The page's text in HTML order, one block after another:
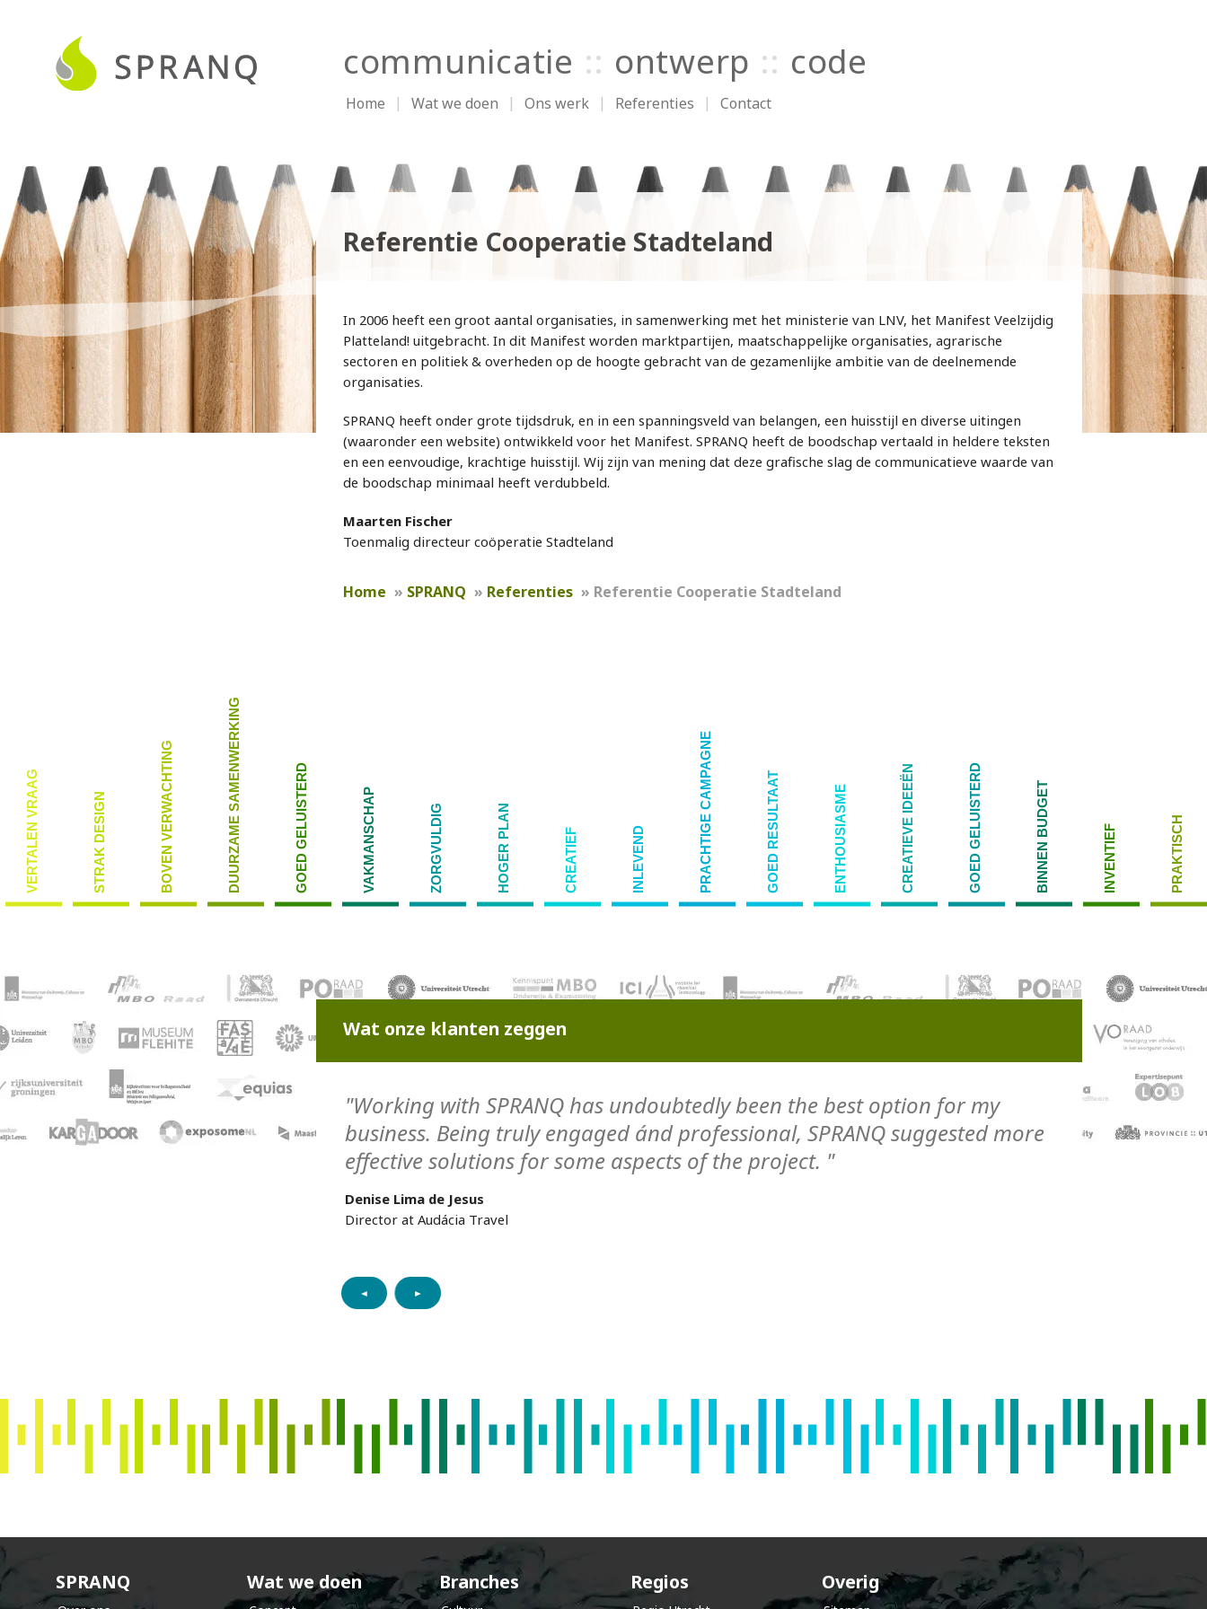
communicatie :: ontwerp :: code
Home Wat we doen Ons werk Referenties Contact
Referentie Cooperatie Stadteland
In 2006 heeft een groot aantal organisaties, in samenwerking met het ministerie van LNV, het Manifest Veelzijdig
Platteland! uitgebracht. In dit Manifest worden marktpartijen, maatschappelijke organisaties, agrarische
sectoren en politiek & overheden op de hoogte gebracht van de gezamenlijke ambitie van de deelnemende
organisaties.
SPRANQ heeft onder grote tijdsdruk, en in een spanningsveld van belangen, een huisstijl en diverse uitingen
(waaronder een website) ontwikkeld voor het Manifest. SPRANQ heeft de boodschap vertaald in heldere teksten
en een eenvoudige, krachtige huisstijl. Wij zijn van mening dat deze grafische slag de communicatieve waarde van
de boodschap minimaal heeft verdubbeld.
Maarten Fischer
Toenmalig directeur coöperatie Stadteland
Home » SPRANQ » Referenties » Referentie Cooperatie Stadteland
VERTALEN VRAAG STRAK DESIGN BOVEN VERWACHTING DUURZAME SAMENWERKING GOED GELUISTERD VAKMANSCHAP ZORGVULDIG HOGER PLAN CREATIEF INLEVEND PRACHTIGE CAMPAGNE GOED RESULTAAT ENTHOUSIASME CREATIEVE IDEEËN GOED GELUISTERD BINNEN BUDGET INVENTIEF PRAKTISCH
Wat onze klanten zeggen
"Working with SPRANQ has undoubtedly been the best option for my
business. Being truly engaged ánd professional, SPRANQ suggested more
effective solutions for some aspects of the project. "
Denise Lima de Jesus
Director at Audácia Travel
◄ ►
sp ra nke le ndeco m mu
SPRANQ Wat we doen Branches Regios Overig